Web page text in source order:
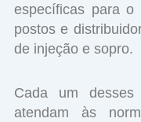
específicas para o
postos e
de injeção e sopro.
Cada um
atendam às